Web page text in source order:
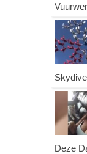
Deze